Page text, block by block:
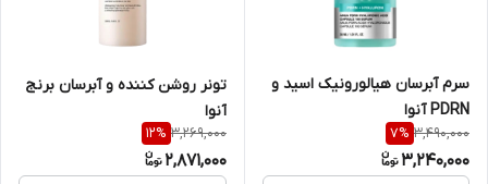
سرم آبرسان هیالورونیک اسید و
PDRN آنوا
3,490,000
7%
3,240,000
تونر روشن کننده و آبرسان برنج
آنوا
3,269,000
12%
2,871,000